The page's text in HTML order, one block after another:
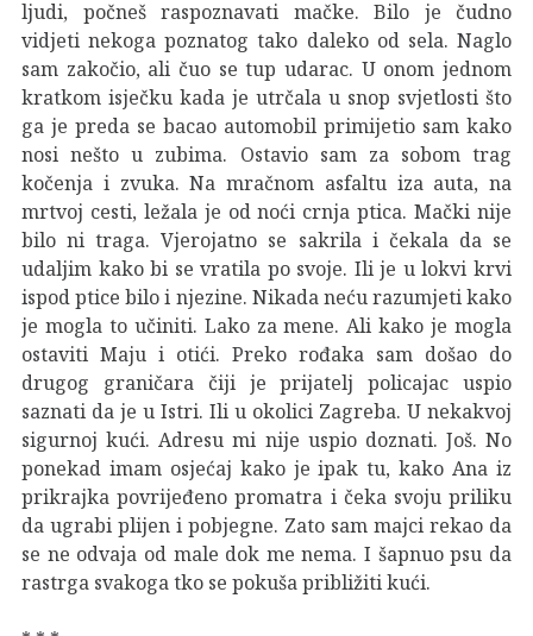
ljudi, počneš raspoznavati mačke. Bilo je čudno
vidjeti nekoga poznatog tako daleko od sela. Naglo
sam zakočio, ali čuo se tup udarac. U onom jednom
kratkom isječku kada je utrčala u snop svjetlosti što
ga je preda se bacao automobil primijetio sam kako
nosi nešto u zubima. Ostavio sam za sobom trag
kočenja i zvuka. Na mračnom asfaltu iza auta, na
mrtvoj cesti, ležala je od noći crnja ptica. Mački nije
bilo ni traga. Vjerojatno se sakrila i čekala da se
udaljim kako bi se vratila po svoje. Ili je u lokvi krvi
ispod ptice bilo i njezine. Nikada neću razumjeti kako
je mogla to učiniti. Lako za mene. Ali kako je mogla
ostaviti Maju i otići. Preko rođaka sam došao do
drugog graničara čiji je prijatelj policajac uspio
saznati da je u Istri. Ili u okolici Zagreba. U nekakvoj
sigurnoj kući. Adresu mi nije uspio doznati. Još. No
ponekad imam osjećaj kako je ipak tu, kako Ana iz
prikrajka povrijeđeno promatra i čeka svoju priliku
da ugrabi plijen i pobjegne. Zato sam majci rekao da
se ne odvaja od male dok me nema. I šapnuo psu da
rastrga svakoga tko se pokuša približiti kući.